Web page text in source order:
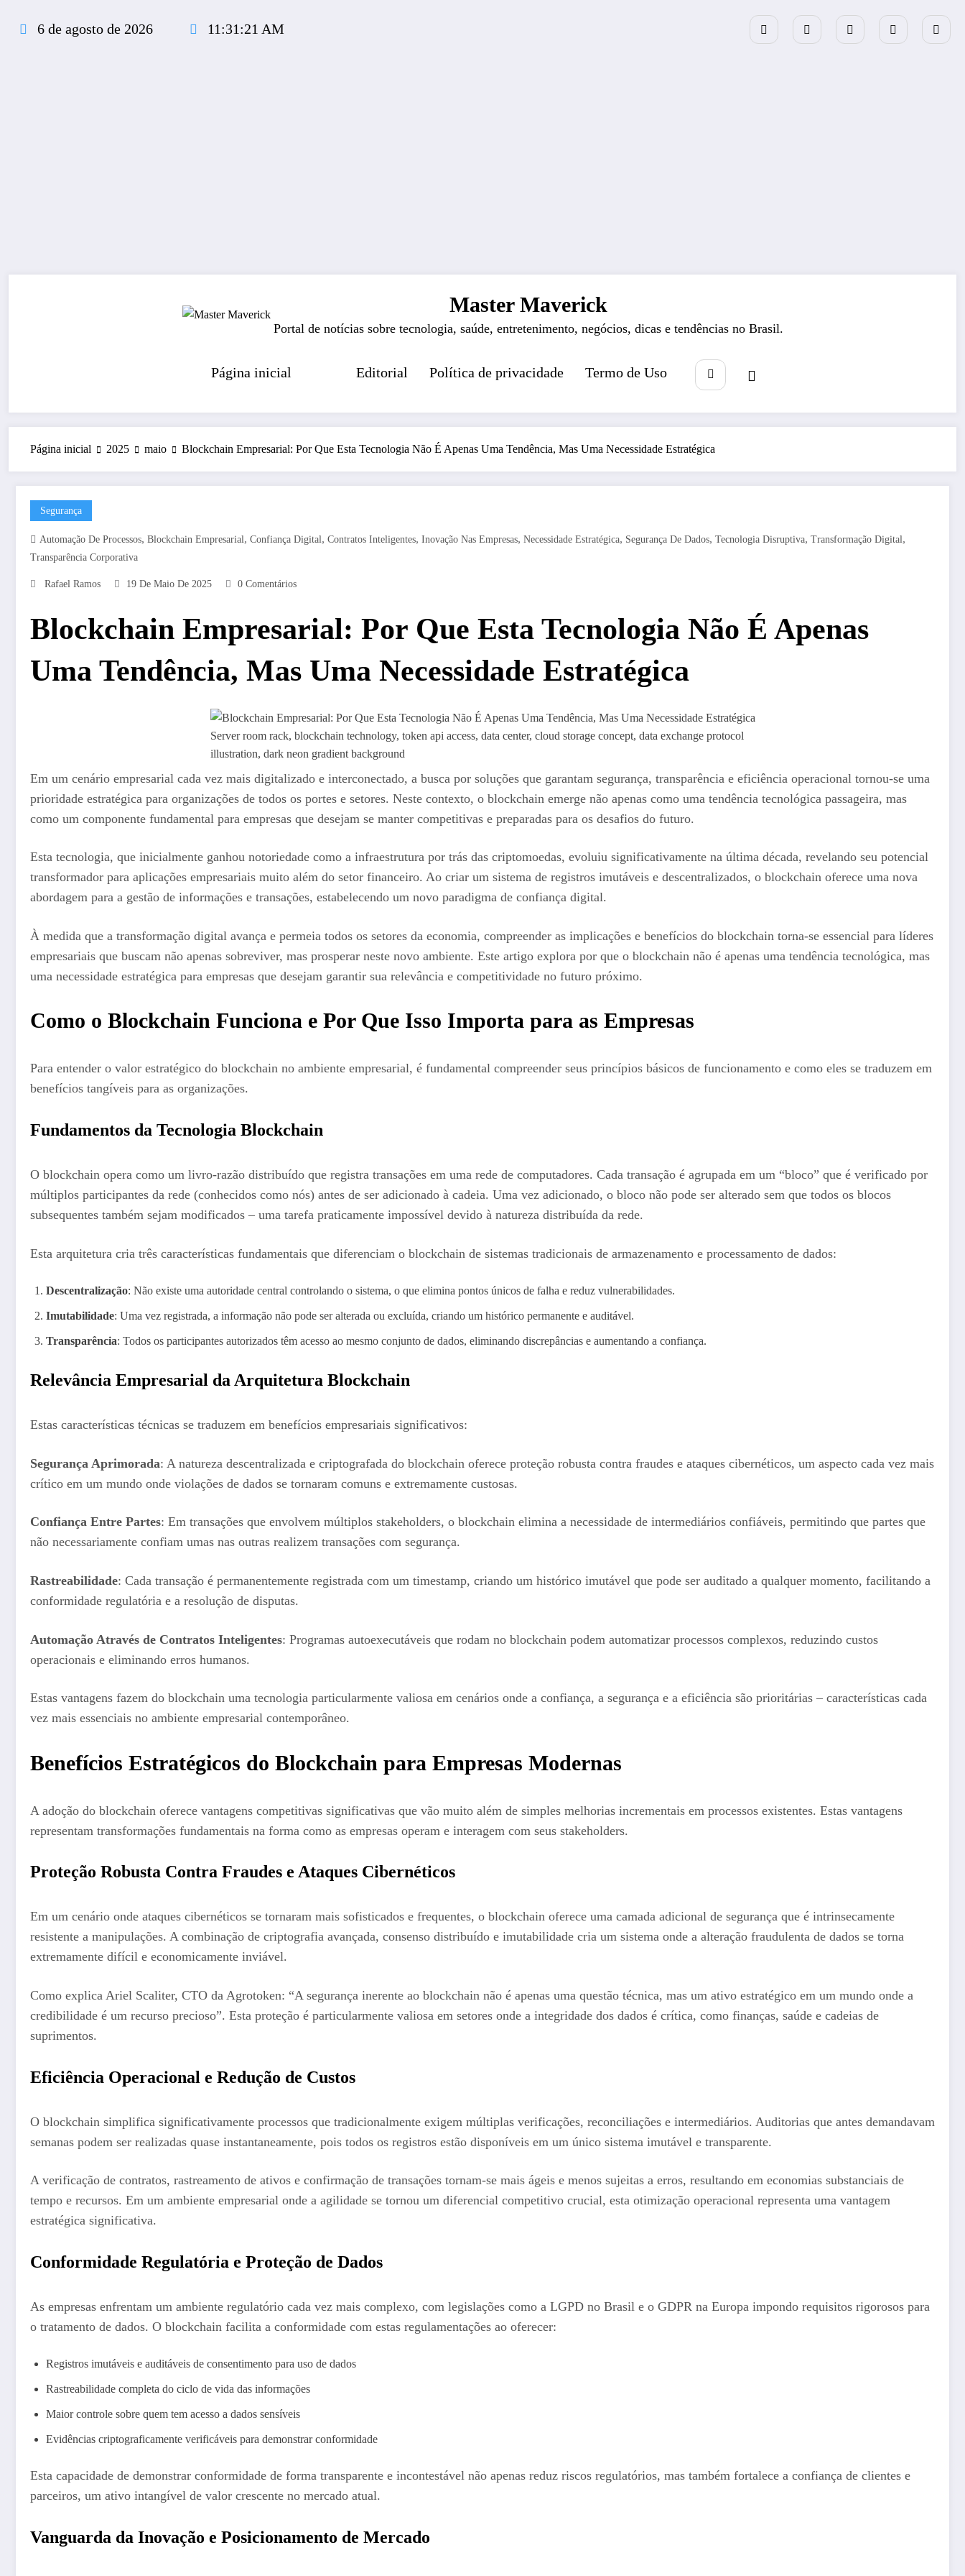
6 de agosto de 2026 11:31:22 AM
Master Maverick
Portal de notícias sobre tecnologia, saúde, entretenimento, negócios, dicas e tendências no Brasil.
Página inicial Editorial Política de privacidade Termo de Uso
Página inicial 2025 maio Blockchain Empresarial: Por Que Esta Tecnologia Não É Apenas Uma Tendência, Mas Uma Necessidade Estratégica
Segurança
Automação De Processos, Blockchain Empresarial, Confiança Digital, Contratos Inteligentes, Inovação Nas Empresas, Necessidade Estratégica, Segurança De Dados, Tecnologia Disruptiva, Transformação Digital,
Transparência Corporativa
Rafael Ramos 19 De Maio De 2025 0 Comentários
Blockchain Empresarial: Por Que Esta Tecnologia Não É Apenas
Uma Tendência, Mas Uma Necessidade Estratégica
Server room rack, blockchain technology, token api access, data center, cloud storage concept, data exchange protocol
illustration, dark neon gradient background
Em um cenário empresarial cada vez mais digitalizado e interconectado, a busca por soluções que garantam segurança, transparência e eficiência operacional tornou-se uma
prioridade estratégica para organizações de todos os portes e setores. Neste contexto, o blockchain emerge não apenas como uma tendência tecnológica passageira, mas
como um componente fundamental para empresas que desejam se manter competitivas e preparadas para os desafios do futuro.
Esta tecnologia, que inicialmente ganhou notoriedade como a infraestrutura por trás das criptomoedas, evoluiu significativamente na última década, revelando seu potencial
transformador para aplicações empresariais muito além do setor financeiro. Ao criar um sistema de registros imutáveis e descentralizados, o blockchain oferece uma nova
abordagem para a gestão de informações e transações, estabelecendo um novo paradigma de confiança digital.
À medida que a transformação digital avança e permeia todos os setores da economia, compreender as implicações e benefícios do blockchain torna-se essencial para líderes
empresariais que buscam não apenas sobreviver, mas prosperar neste novo ambiente. Este artigo explora por que o blockchain não é apenas uma tendência tecnológica, mas
uma necessidade estratégica para empresas que desejam garantir sua relevância e competitividade no futuro próximo.
Como o Blockchain Funciona e Por Que Isso Importa para as Empresas
Para entender o valor estratégico do blockchain no ambiente empresarial, é fundamental compreender seus princípios básicos de funcionamento e como eles se traduzem em
benefícios tangíveis para as organizações.
Fundamentos da Tecnologia Blockchain
O blockchain opera como um livro-razão distribuído que registra transações em uma rede de computadores. Cada transação é agrupada em um “bloco” que é verificado por
múltiplos participantes da rede (conhecidos como nós) antes de ser adicionado à cadeia. Uma vez adicionado, o bloco não pode ser alterado sem que todos os blocos
subsequentes também sejam modificados – uma tarefa praticamente impossível devido à natureza distribuída da rede.
Esta arquitetura cria três características fundamentais que diferenciam o blockchain de sistemas tradicionais de armazenamento e processamento de dados:
Descentralização: Não existe uma autoridade central controlando o sistema, o que elimina pontos únicos de falha e reduz vulnerabilidades.
Imutabilidade: Uma vez registrada, a informação não pode ser alterada ou excluída, criando um histórico permanente e auditável.
Transparência: Todos os participantes autorizados têm acesso ao mesmo conjunto de dados, eliminando discrepâncias e aumentando a confiança.
Relevância Empresarial da Arquitetura Blockchain
Estas características técnicas se traduzem em benefícios empresariais significativos:
Segurança Aprimorada: A natureza descentralizada e criptografada do blockchain oferece proteção robusta contra fraudes e ataques cibernéticos, um aspecto cada vez mais
crítico em um mundo onde violações de dados se tornaram comuns e extremamente custosas.
Confiança Entre Partes: Em transações que envolvem múltiplos stakeholders, o blockchain elimina a necessidade de intermediários confiáveis, permitindo que partes que
não necessariamente confiam umas nas outras realizem transações com segurança.
Rastreabilidade: Cada transação é permanentemente registrada com um timestamp, criando um histórico imutável que pode ser auditado a qualquer momento, facilitando a
conformidade regulatória e a resolução de disputas.
Automação Através de Contratos Inteligentes: Programas autoexecutáveis que rodam no blockchain podem automatizar processos complexos, reduzindo custos
operacionais e eliminando erros humanos.
Estas vantagens fazem do blockchain uma tecnologia particularmente valiosa em cenários onde a confiança, a segurança e a eficiência são prioritárias – características cada
vez mais essenciais no ambiente empresarial contemporâneo.
Benefícios Estratégicos do Blockchain para Empresas Modernas
A adoção do blockchain oferece vantagens competitivas significativas que vão muito além de simples melhorias incrementais em processos existentes. Estas vantagens
representam transformações fundamentais na forma como as empresas operam e interagem com seus stakeholders.
Proteção Robusta Contra Fraudes e Ataques Cibernéticos
Em um cenário onde ataques cibernéticos se tornaram mais sofisticados e frequentes, o blockchain oferece uma camada adicional de segurança que é intrinsecamente
resistente a manipulações. A combinação de criptografia avançada, consenso distribuído e imutabilidade cria um sistema onde a alteração fraudulenta de dados se torna
extremamente difícil e economicamente inviável.
Como explica Ariel Scaliter, CTO da Agrotoken: “A segurança inerente ao blockchain não é apenas uma questão técnica, mas um ativo estratégico em um mundo onde a
credibilidade é um recurso precioso”. Esta proteção é particularmente valiosa em setores onde a integridade dos dados é crítica, como finanças, saúde e cadeias de
suprimentos.
Eficiência Operacional e Redução de Custos
O blockchain simplifica significativamente processos que tradicionalmente exigem múltiplas verificações, reconciliações e intermediários. Auditorias que antes demandavam
semanas podem ser realizadas quase instantaneamente, pois todos os registros estão disponíveis em um único sistema imutável e transparente.
A verificação de contratos, rastreamento de ativos e confirmação de transações tornam-se mais ágeis e menos sujeitas a erros, resultando em economias substanciais de
tempo e recursos. Em um ambiente empresarial onde a agilidade se tornou um diferencial competitivo crucial, esta otimização operacional representa uma vantagem
estratégica significativa.
Conformidade Regulatória e Proteção de Dados
As empresas enfrentam um ambiente regulatório cada vez mais complexo, com legislações como a LGPD no Brasil e o GDPR na Europa impondo requisitos rigorosos para
o tratamento de dados. O blockchain facilita a conformidade com estas regulamentações ao oferecer:
Registros imutáveis e auditáveis de consentimento para uso de dados
Rastreabilidade completa do ciclo de vida das informações
Maior controle sobre quem tem acesso a dados sensíveis
Evidências criptograficamente verificáveis para demonstrar conformidade
Esta capacidade de demonstrar conformidade de forma transparente e incontestável não apenas reduz riscos regulatórios, mas também fortalece a confiança de clientes e
parceiros, um ativo intangível de valor crescente no mercado atual.
Vanguarda da Inovação e Posicionamento de Mercado